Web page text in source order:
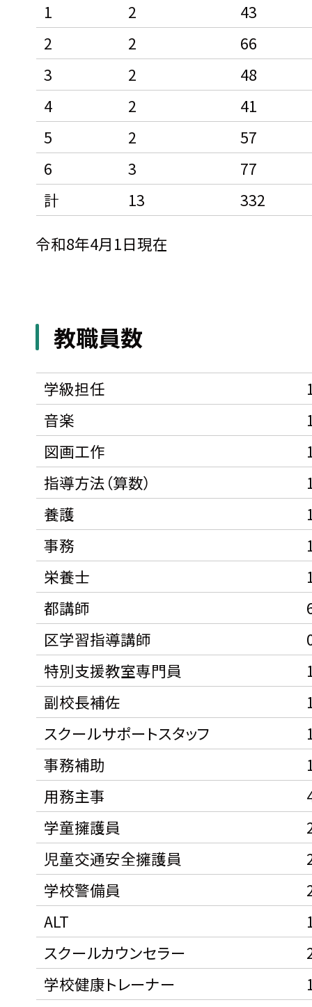
1
2
43
2
2
66
3
2
48
4
2
41
5
2
57
6
3
77
計
13 332
令和8年4月1日現在
教職員数
学級担任
音楽
図画工作
指導方法（算数）
養護
事務
栄養士
都講師
区学習指導講師
特別支援教室専門員
副校長補佐
スクールサポートスタッフ
事務補助
用務主事
学童擁護員
児童交通安全擁護員
学校警備員
ALT
スクールカウンセラー
学校健康トレーナー